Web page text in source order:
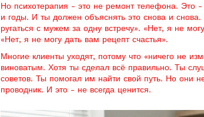
Но психотерапия - это не ремонт телефона. Это
и годы. И ты должен объяснять это снова и снова.
ругаться с мужем за одну встречу». «Нет, я не
«Нет, я не могу дать вам рецепт счастья».
Многие клиенты уходят, потому что «ничего не
виноватым. Хотя ты сделал всё правильно. Ты
советов. Ты помогал им найти свой путь. Но они
проводник. И это - не всегда ценится.